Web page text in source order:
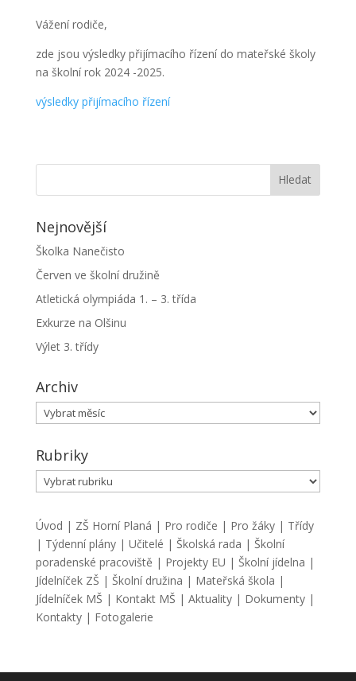
Vážení rodiče,
zde jsou výsledky přijímacího řízení do mateřské školy
na školní rok 2024 -2025.
výsledky přijímacího řízení
Nejnovější
Školka Nanečisto
Červen ve školní družině
Atletická olympiáda 1. – 3. třída
Exkurze na Olšinu
Výlet 3. třídy
Archiv
Archiv
Rubriky
Rubriky
Úvod | ZŠ Horní Planá | Pro rodiče | Pro žáky| Třídy
| Týdenní plány| Učitelé | Školská rada | Školní
poradenské pracoviště | Projekty EU | Školní jídelna |
Jídelníček ZŠ | Školní družina | Mateřská škola |
Jídelníček MŠ | Kontakt MŠ | Aktuality| Dokumenty|
Kontakty| Fotogalerie